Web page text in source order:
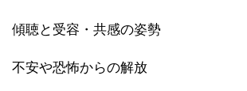
傾聴と受容・共感の姿勢
不安や恐怖からの解放